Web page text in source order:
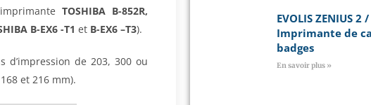
TOSHIBA B-852R,
B-EX6 -T1 et B-EX6 –T3).
de 203, 300 ou
et 216 mm).
EVOLIS ZENIUS 2 /
Imprimante de
badges
En savoir plus »